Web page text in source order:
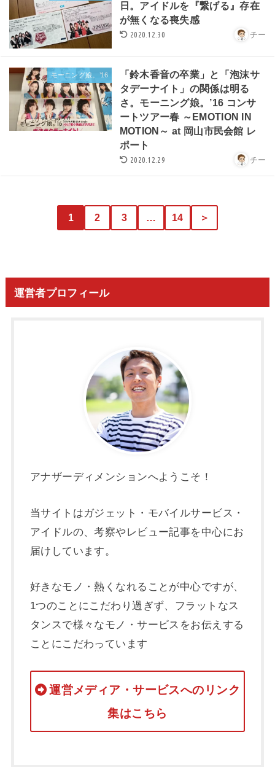
日。アイドルを『繋げる』存在
が無くなる喪失感
2020.12.30 チー
モーニング娘。’16
「鈴木香音の卒業」と「泡沫サ
タデーナイト」の関係は明る
さ。モーニング娘。’16 コンサ
ートツアー春 ～EMOTION IN
MOTION～ at 岡山市民会館 レ
ポート
2020.12.29 チー
1 2 3 … 14 ＞
運営者プロフィール
アナザーディメンションへようこそ！
当サイトはガジェット・モバイルサービス・
アイドルの、考察やレビュー記事を中心にお
届けしています。
好きなモノ・熱くなれることが中心ですが、
1つのことにこだわり過ぎず、フラットなス
タンスで様々なモノ・サービスをお伝えする
ことにこだわっています
運営メディア・サービスへのリンク
集はこちら